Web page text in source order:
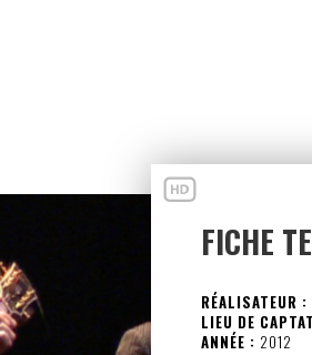
FICHE
RÉALISATEUR :
LIEU DE
ANNÉE : 2012